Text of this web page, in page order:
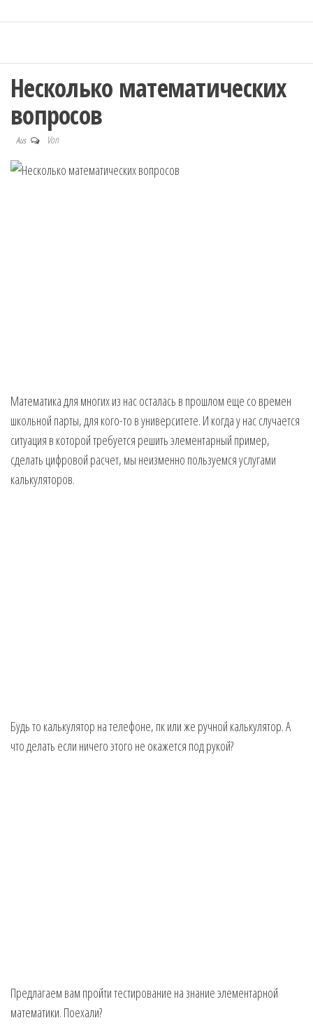
Несколько математических
вопросов
Aus Von
Математика для многих из нас осталась в прошлом еще со времен
школьной парты, для кого-то в университете. И когда у нас случается
ситуация в которой требуется решить элементарный пример,
сделать цифровой расчет, мы неизменно пользуемся услугами
калькуляторов.
Будь то калькулятор на телефоне, пк или же ручной калькулятор. А
что делать если ничего этого не окажется под рукой?
Предлагаем вам пройти тестирование на знание элементарной
математики. Поехали?